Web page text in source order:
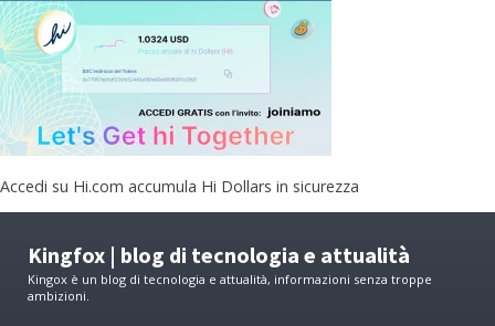
Accedi su Hi.com accumula Hi Dollars in sicurezza
Kingfox | blog di tecnologia e attualità
Kingox è un blog di tecnologia e attualità, informazioni senza troppe
ambizioni.